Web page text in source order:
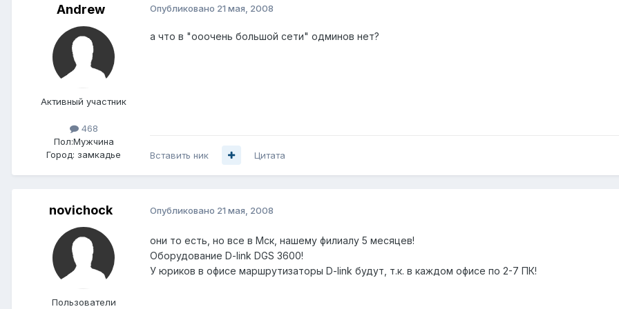
Andrеw
Активный участник
468
Пол:Мужчина
Город: замкадье
Опубликовано 21 мая, 2008
а что в "ооочень большой сети" одминов нет?
Вставить ник Цитата
novichock
Пользователи
Опубликовано 21 мая, 2008
они то есть, но все в Мск, нашему филиалу 5 месяцев!
Оборудование D-link DGS 3600!
У юриков в офисе маршрутизаторы D-link будут, т.к. в каждом офисе по 2-7 ПК!